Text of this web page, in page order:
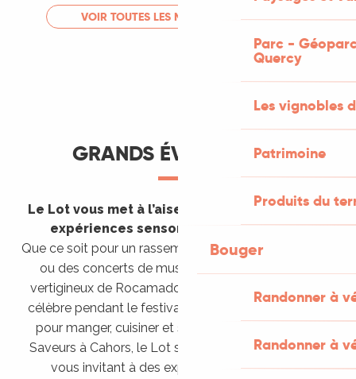
Parc -
Quercy
Les vignobles
Patrimoine
Produits du
Bouger
Randonner à
Randonner à
LIRE LA SUITE
VOIR TOUTES LES MANIFESTATIONS
GRANDS ÉVÈNEMENTS
Le Lot vous met à l’aise en vous invitant à des
expériences sensorielles étonnantes !
Que ce soit pour un rassemblement de montgolfières
ou des concerts de musique sacrée dans le site
vertigineux de Rocamadour, pour écouter un opéra
célèbre pendant le festival de Saint-Céré ou encore
pour manger, cuisiner et s’amuser pendant Lot of
Saveurs à Cahors, le Lot sait vous mettre à l’aise en
vous invitant à des expériences sensorielles